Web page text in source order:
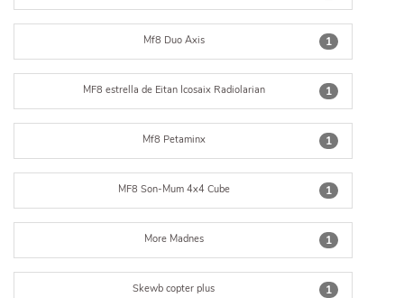
1
Mf8 Duo Axis
1
MF8 estrella de Eitan Icosaix Radiolarian
1
Mf8 Petaminx
1
MF8 Son-Mum 4x4 Cube
1
More Madnes
1
Skewb copter plus